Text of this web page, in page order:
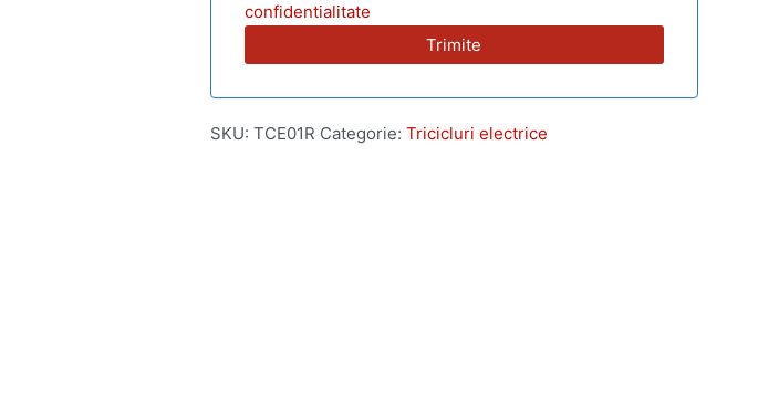
confidentialitate
SKU: TCE01R Categorie: Tricicluri electrice